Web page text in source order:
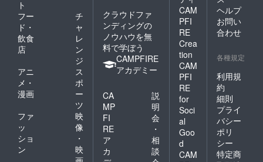
ト
フー
ド・
飲食
店
チ
ャ
レ
ン
ジ
アニ
メ・
漫画
ス
ポ
ー
ツ
ファ
ッ
ショ
ン
映
像
・
映
クラウドファ
ンディングの
ノウハウを無
料で学ぼう
CAMPFIRE
アカデミー
CA
MP
FI
RE
ア
カ
説
明
会
・
相
談
CAM
PFI
RE
Crea
tion
CAM
PFI
RE
for
Soci
al
Goo
d
CAM
ヘルプ
お問い
合わせ
各種規定
利用規
約
細則
プライ
バシー
ポリ
シー
特定商